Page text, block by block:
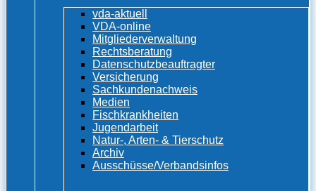
vda-aktuell
VDA-online
Mitgliederverwaltung
Rechtsberatung
Datenschutzbeauftragter
Versicherung
Sachkundenachweis
Medien
Fischkrankheiten
Jugendarbeit
Natur-, Arten- & Tierschutz
Archiv
Ausschüsse/Verbandsinfos